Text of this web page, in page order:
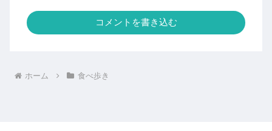
コメントを書き込む
ホーム 食べ歩き